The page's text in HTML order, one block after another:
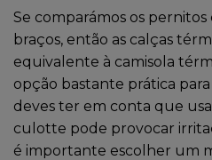
Se comparámos os
braços, então as calças
equivalente à camisola
opção bastante prática
deves ter em conta que
culotte pode provocar
é importante escolher um